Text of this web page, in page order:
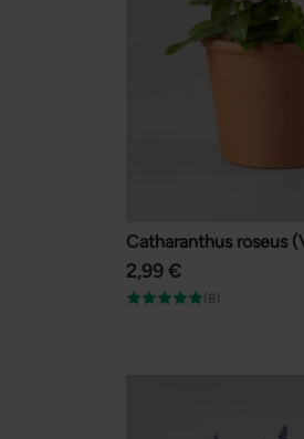
Catharanthus roseus
2,99 €
(8)